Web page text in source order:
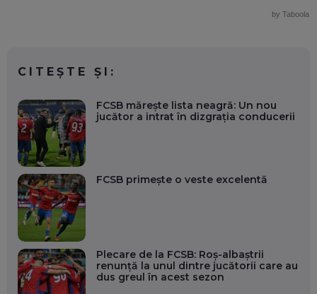
by Taboola
CITEȘTE ȘI:
FCSB mărește lista neagră: Un nou
jucător a intrat în dizgrația conducerii
FCSB primește o veste excelentă
Plecare de la FCSB: Roș-albaștrii
renunță la unul dintre jucătorii care au
dus greul în acest sezon